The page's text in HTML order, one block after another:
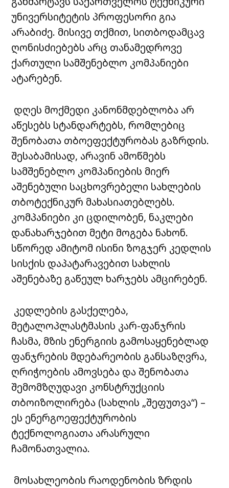
უნივერსიტეტის პროფესორი გია
არაბიძე. მისივე თქმით, სითბოდამცავ
ღონისძიებებს არც თანამედროვე
ქართული სამშენებლო კომპანიები
ატარებენ.
დღეს მოქმედი კანონმდებლობა არ
აწესებს სტანდარტებს, რომლებიც
შენობათა თბოეფექტურობას გაზრდის.
შესაბამისად, არავინ ამოწმებს
სამშენებლო კომპანიების მიერ
აშენებული საცხოვრებელი სახლების
თბოტექნიკურ მახასიათებლებს.
კომპანიები კი ცდილობენ, ნაკლები
დანახარჯებით მეტი მოგება ნახონ.
სწორედ ამიტომ ისინი ზოგჯერ კედლის
სისქის დაპატარავებით სახლის
აშენებაზე გაწეულ ხარჯებს ამცირებენ.
კედლების გასქელება,
მეტალოპლასტმასის კარ-ფანჯრის
ჩასმა, მზის ენერგიის გამოსაყენებლად
ფანჯრების მდებარეობის განსაზღვრა,
ღრიჭოების ამოვსება და შენობათა
შემომზღუდავი კონსტრუქციის
თბოიზოლირება (სახლის „შეფუთვა“) –
ეს ენერგოეფექტურობის
ტექნოლოგიათა არასრული
ჩამონათვალია.
მოსახლეობის რაოდენობის ზრდის